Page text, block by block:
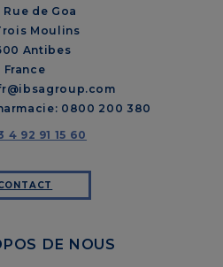
Rue de Goa
Moulins
Antibes
France
0800 200 380
4 92 91 15 60
DE NOUS